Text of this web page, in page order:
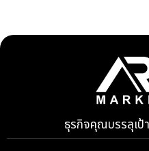
ธุรกิจคุณบรรลุเป้